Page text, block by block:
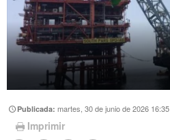
Publicada:martes, 30 de junio de 2026 16:35
Imprimir